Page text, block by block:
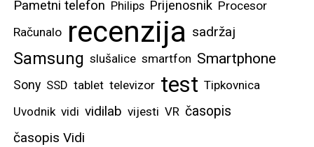
Pametni telefon Philips Prijenosnik Procesor
Računalo recenzija sadržaj
Samsung slušalice smartfon Smartphone
Sony SSD tablet televizor test Tipkovnica
Uvodnik vidi vidilab vijesti VR časopis
časopis Vidi